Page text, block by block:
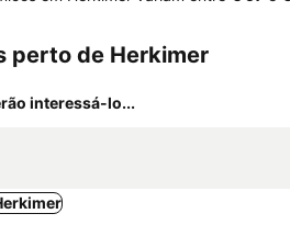
perto de Herkimer
interessá-lo...